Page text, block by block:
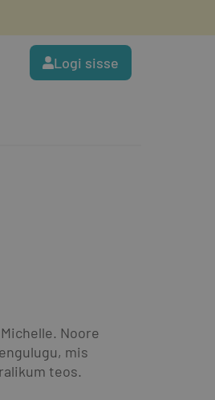
Logi sisse
Noore
mis
teos.